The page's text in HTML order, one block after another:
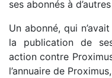
ses abonnés à
Un abonné, qui
la publication de
action contre
l’annuaire de